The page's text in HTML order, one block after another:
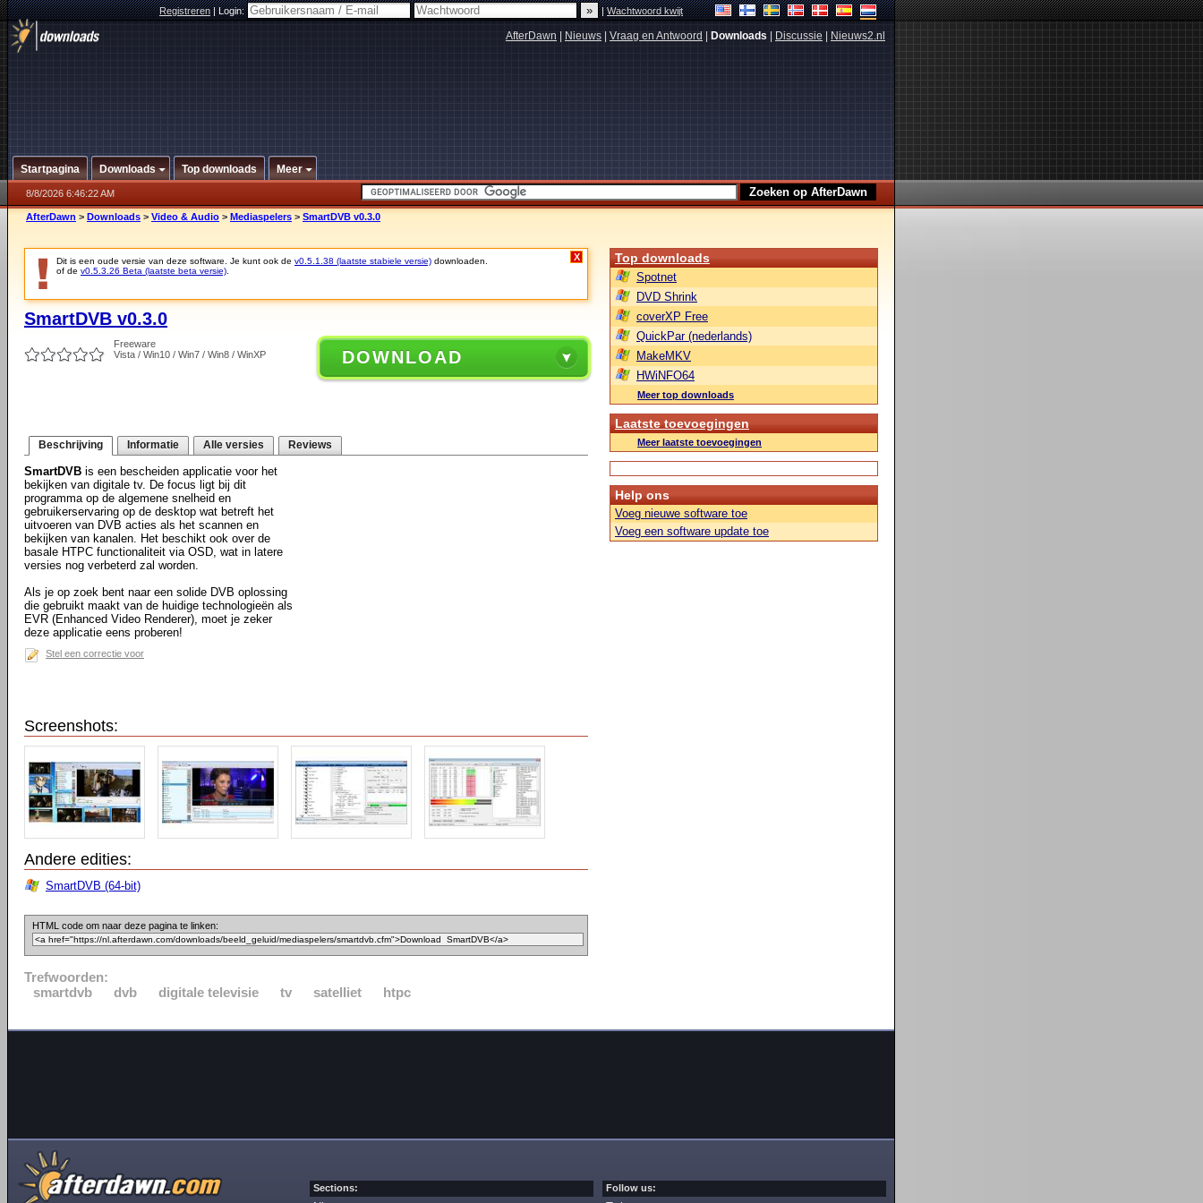
Registreren|Login: |Wachtwoord kwijt
AfterDawn Nieuws Vraag en Antwoord Downloads Discussie Nieuws2.nl
Startpagina Downloads Top downloads Meer
8/8/2026 6:46:22 AM
AfterDawn > Downloads > Video & Audio > Mediaspelers > SmartDVB v0.3.0
Dit is een oude versie van deze software. Je kunt ook de v0.5.1.38 (laatste stabiele versie) downloaden.
of de v0.5.3.26 Beta (laatste beta versie)
X
SmartDVB v0.3.0
Freeware
Vista / Win10 / Win7 / Win8 / WinXP
DOWNLOAD
Beschrijving Informatie Alle versies Reviews
SmartDVB is een bescheiden applicatie voor het
bekijken van digitale tv. De focus ligt bij dit
programma op de algemene snelheid en
gebruikerservaring op de desktop wat betreft het
uitvoeren van DVB acties als het scannen en
bekijken van kanalen. Het beschikt ook over de
basale HTPC functionaliteit via OSD, wat in latere
versies nog verbeterd zal worden.
Als je op zoek bent naar een solide DVB oplossing
die gebruikt maakt van de huidige technologieën als
EVR (Enhanced Video Renderer), moet je zeker
deze applicatie eens proberen!
Stel een correctie voor
Screenshots:
Andere edities:
SmartDVB (64-bit)
HTML code om naar deze pagina te linken:
Trefwoorden:
smartdvb
dvb digitale televisie tv satelliet htpc
Top downloads
Spotnet
DVD Shrink
coverXP Free
QuickPar (nederlands)
MakeMKV
HWiNFO64
Meer top downloads
Laatste toevoegingen
Meer laatste toevoegingen
Help ons
Voeg nieuwe software toe
Voeg een software update toe
Sections: Follow us: